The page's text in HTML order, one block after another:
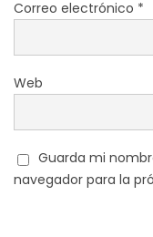
Correo electrónico *
Web
Guarda mi
navegador para la